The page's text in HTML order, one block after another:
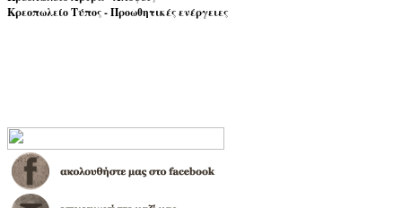
Κρεοπωλείο Τύπος - Προωθητικές ενέργειες